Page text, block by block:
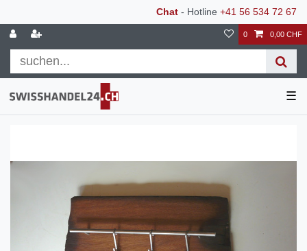
Chat - Hotline +41 56 534 72 67
0 0,00 CHF
☰